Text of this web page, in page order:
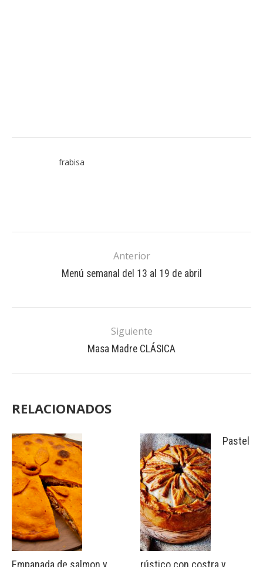
frabisa
Anterior
Menú semanal del 13 al 19 de abril
Siguiente
Masa Madre CLÁSICA
RELACIONADOS
Empanada de salmon y
Pastel
rústico con costra y